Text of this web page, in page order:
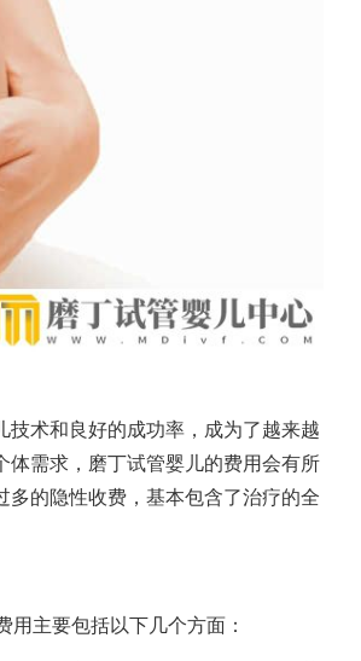
术和良好的成功率，成为了越来越
需求，磨丁试管婴儿的费用会有所
的隐性收费，基本包含了治疗的全
主要包括以下几个方面：